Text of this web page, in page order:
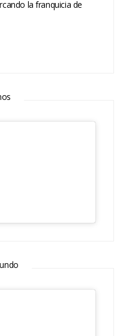
la franquicia de